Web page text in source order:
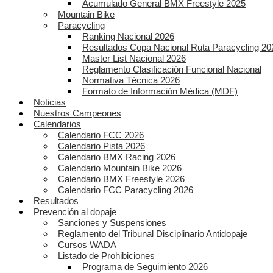
Acumulado General BMX Freestyle 2025
Mountain Bike
Paracycling
Ranking Nacional 2026
Resultados Copa Nacional Ruta Paracycling
Master List Nacional 2026
Reglamento Clasificación Funcional Nacional
Normativa Técnica 2026
Formato de Información Médica (MDF)
Noticias
Nuestros Campeones
Calendarios
Calendario FCC 2026
Calendario Pista 2026
Calendario BMX Racing 2026
Calendario Mountain Bike 2026
Calendario BMX Freestyle 2026
Calendario FCC Paracycling 2026
Resultados
Prevención al dopaje
Sanciones y Suspensiones
Reglamento del Tribunal Disciplinario Antidopaje
Cursos WADA
Listado de Prohibiciones
Programa de Seguimiento 2026